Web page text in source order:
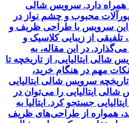
همراه دارد. سرویس شالی
زیورآلات محبوب و چشم نواز در
این سرویس با طراحی ظریف و
از زیبایی کلاسیک و
در این مقاله، به
ایتالیایی، از تاریخچه تا
مهم در هنگام خرید،
سرویس شالی ایتالیایی
ایتالیایی را می‌توان در
جستجو کرد. ایتالیا به
همواره از طراحی‌های ظریف